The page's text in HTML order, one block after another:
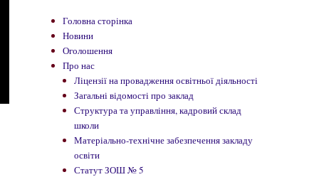
Головна сторінка
Новини
Оголошення
Про нас
Ліцензії на провадження освітньої діяльності
Загальні відомості про заклад
Структура та управління, кадровий склад
школи
Матеріально-технічне забезпечення закладу
освіти
Статут ЗОШ № 5